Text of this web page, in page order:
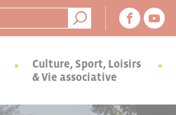
:
Culture, Sport, Loisirs
& Vie associative